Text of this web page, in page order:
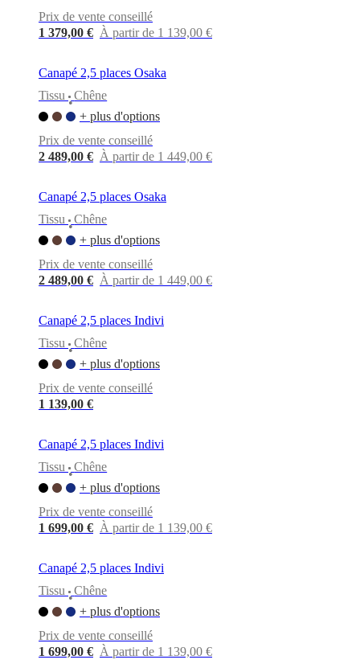
Prix de vente conseillé
1 379,00 € À partir de 1 139,00 €
Canapé 2,5 places Osaka
Tissu
•
Chêne
+ plus d'options
Prix de vente conseillé
2 489,00 € À partir de 1 449,00 €
Canapé 2,5 places Osaka
Tissu
•
Chêne
+ plus d'options
Prix de vente conseillé
2 489,00 € À partir de 1 449,00 €
Canapé 2,5 places Indivi
Tissu
•
Chêne
+ plus d'options
Prix de vente conseillé
1 139,00 €
Canapé 2,5 places Indivi
Tissu
•
Chêne
+ plus d'options
Prix de vente conseillé
1 699,00 € À partir de 1 139,00 €
Canapé 2,5 places Indivi
Tissu
•
Chêne
+ plus d'options
Prix de vente conseillé
1 699,00 € À partir de 1 139,00 €